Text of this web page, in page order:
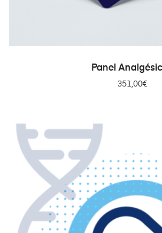
AÑADIR AL
Panel
351,00€